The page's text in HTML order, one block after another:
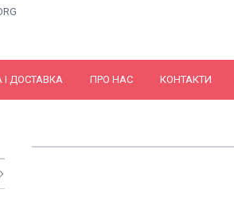
І ДОСТАВКА ПРО НАС КОНТАКТИ